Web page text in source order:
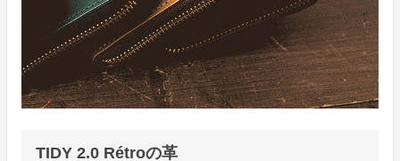
TIDY 2.0 Rétroの革